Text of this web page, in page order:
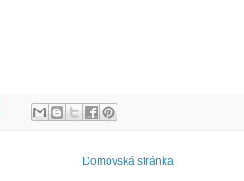
Domovská stránka